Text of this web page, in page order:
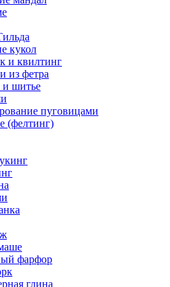
кукол
и квилтинг
из фетра
и шитье
пуговицами
(фелтинг)
фарфор
глина